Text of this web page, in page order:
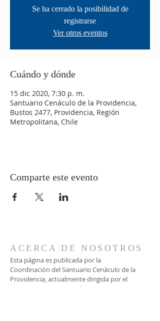
Se ha cerrado la posibilidad de
registrarse
Ver otros eventos
Cuándo y dónde
15 dic 2020, 7:30 p. m.
Santuario Cenáculo de la Providencia,
Bustos 2477, Providencia, Región
Metropolitana, Chile
Comparte este evento
ACERCA DE NOSOTROS
Esta página es publicada por la
Coordinación del Santuario Cenáculo de la
Providencia, actualmente dirigida por el
matrimonio Strappa León.